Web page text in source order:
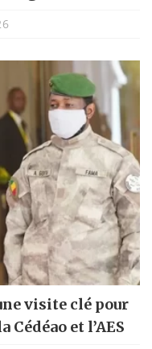
visite clé pour
et l’AES